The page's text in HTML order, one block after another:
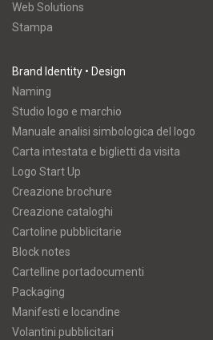
Web Solutions
Stampa
Brand Identity • Design
Naming
Studio logo e marchio
Manuale analisi simbologica del logo
Carta intestata e biglietti da visita
Logo Start Up
Creazione brochure
Creazione cataloghi
Cartoline pubblicitarie
Block notes
Cartelline portadocumenti
Packaging
Manifesti e locandine
Volantini pubblicitari